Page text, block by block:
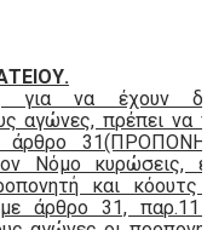
για να έχουν
αγώνες, πρέπει να
Νόμο κυρώσεις,
και κόουτς
άρθρο 31,